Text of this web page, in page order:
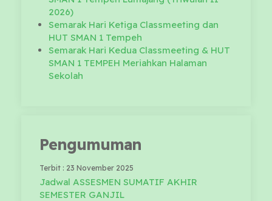
2026)
Semarak Hari Ketiga Classmeeting dan
HUT SMAN 1 Tempeh
Semarak Hari Kedua Classmeeting & HUT
SMAN 1 TEMPEH Meriahkan Halaman
Sekolah
Pengumuman
Terbit : 23 November 2025
Jadwal ASSESMEN SUMATIF AKHIR
SEMESTER GANJIL